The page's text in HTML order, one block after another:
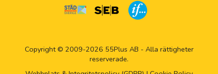
Copyright © 2009-2026 55Plus AB - Alla rättigheter
reserverade.